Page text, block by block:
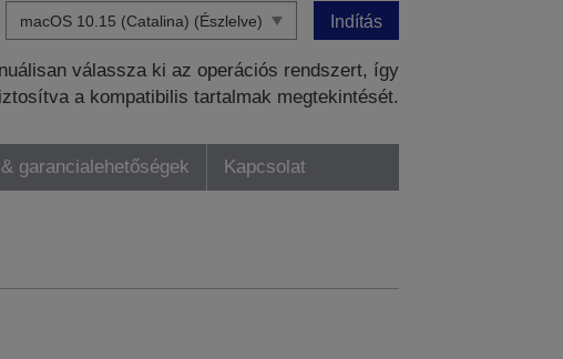
Indítás
válassza ki az operációs rendszert, így
a kompatibilis tartalmak megtekintését.
garancialehetőségek Kapcsolat